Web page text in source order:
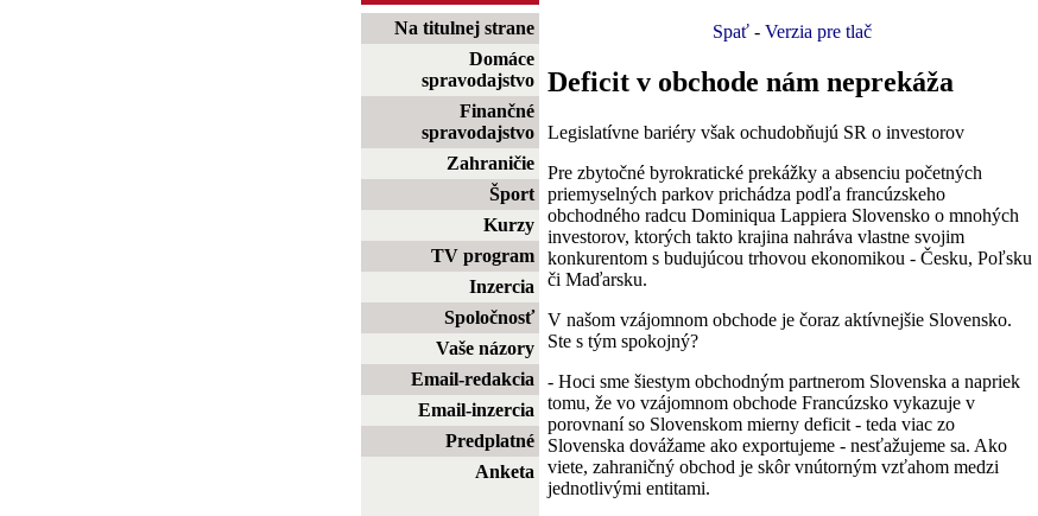
Na titulnej strane
Domáce
spravodajstvo
Finančné
spravodajstvo
Zahraničie
Šport
Kurzy
TV program
Inzercia
Spoločnosť
Vaše názory
Email-redakcia
Email-inzercia
Predplatné
Anketa
Spať- Verzia pre tlač
Deficit v obchode nám neprekáža
Legislatívne bariéry však ochudobňujú SR o investorov
Pre zbytočné byrokratické prekážky a absenciu početných
priemyselných parkov prichádza podľa francúzskeho
obchodného radcu Dominiqua Lappiera Slovensko o mnohých
investorov, ktorých takto krajina nahráva vlastne svojim
konkurentom s budujúcou trhovou ekonomikou - Česku, Poľsku
či Maďarsku.
V našom vzájomnom obchode je čoraz aktívnejšie Slovensko.
Ste s tým spokojný?
- Hoci sme šiestym obchodným partnerom Slovenska a napriek
tomu, že vo vzájomnom obchode Francúzsko vykazuje v
porovnaní so Slovenskom mierny deficit - teda viac zo
Slovenska dovážame ako exportujeme - nesťažujeme sa. Ako
viete, zahraničný obchod je skôr vnútorným vzťahom medzi
jednotlivými entitami.